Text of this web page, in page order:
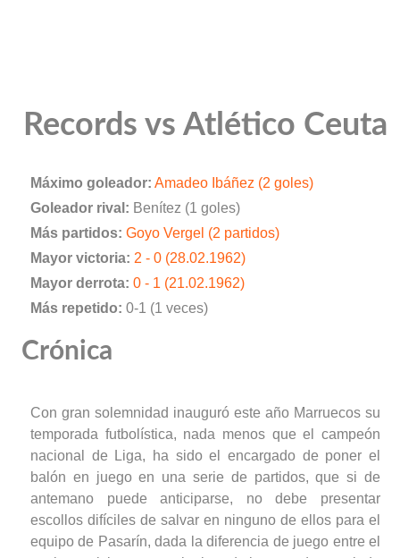
Records vs Atlético Ceuta
Máximo goleador: Amadeo Ibáñez (2 goles)
Goleador rival: Benítez (1 goles)
Más partidos: Goyo Vergel (2 partidos)
Mayor victoria: 2 - 0 (28.02.1962)
Mayor derrota: 0 - 1 (21.02.1962)
Más repetido: 0-1 (1 veces)
Crónica
Con gran solemnidad inauguró este año Marruecos su
temporada futbolística, nada menos que el campeón
nacional de Liga, ha sido el encargado de poner el
balón en juego en una serie de partidos, que si de
antemano puede anticiparse, no debe presentar
escollos difíciles de salvar en ninguno de ellos para el
equipo de Pasarín, dada la diferencia de juego entre el